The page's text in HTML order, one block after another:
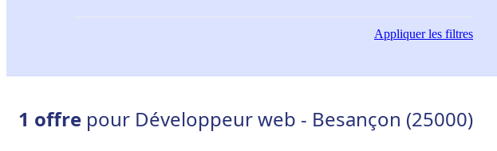
Appliquerles filtres
1 offre pour Développeur web - Besançon (25000)